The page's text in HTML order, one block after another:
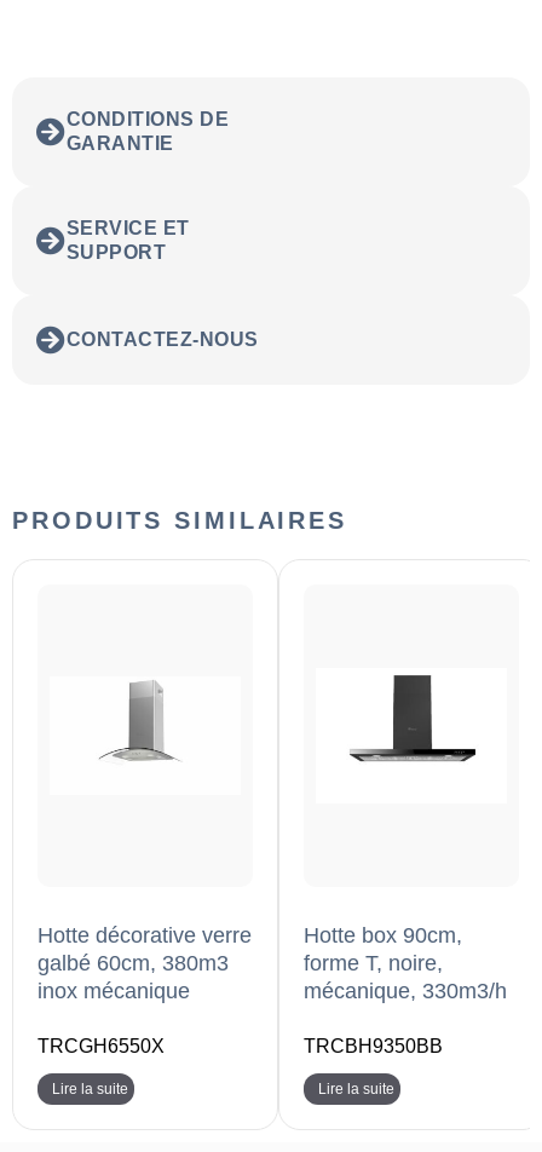
CONDITIONS DE
GARANTIE
SERVICE ET
SUPPORT
CONTACTEZ-NOUS
PRODUITS SIMILAIRES
Hotte décorative verre
galbé 60cm, 380m3
inox mécanique
TRCGH6550X
Lire la suite
Hotte box 90cm,
forme T, noire,
mécanique, 330m3/h
TRCBH9350BB
Lire la suite